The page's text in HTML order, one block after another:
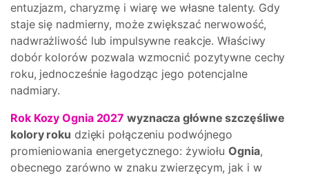
entuzjazm, charyzmę i wiarę we własne talenty. Gdy
staje się nadmierny, może zwiększać nerwowość,
nadwrażliwość lub impulsywne reakcje. Właściwy
dobór kolorów pozwala wzmocnić pozytywne cechy
roku, jednocześnie łagodząc jego potencjalne
nadmiary.
Rok Kozy Ognia 2027 wyznacza główne szczęśliwe
kolory roku dzięki połączeniu podwójnego
promieniowania energetycznego: żywiołuOgnia,
obecnego zarówno w znaku zwierzęcym, jak i w